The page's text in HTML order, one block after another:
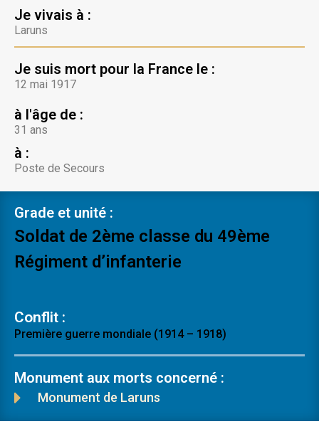
Je vivais à :
Laruns
Je suis mort pour la France le :
12 mai 1917
à l'âge de :
31 ans
à :
Poste de Secours
Grade et unité :
Soldat de 2ème classe du 49ème
Régiment d’infanterie
Conflit :
Première guerre mondiale (1914 – 1918)
Monument aux morts concerné :
Monument de Laruns